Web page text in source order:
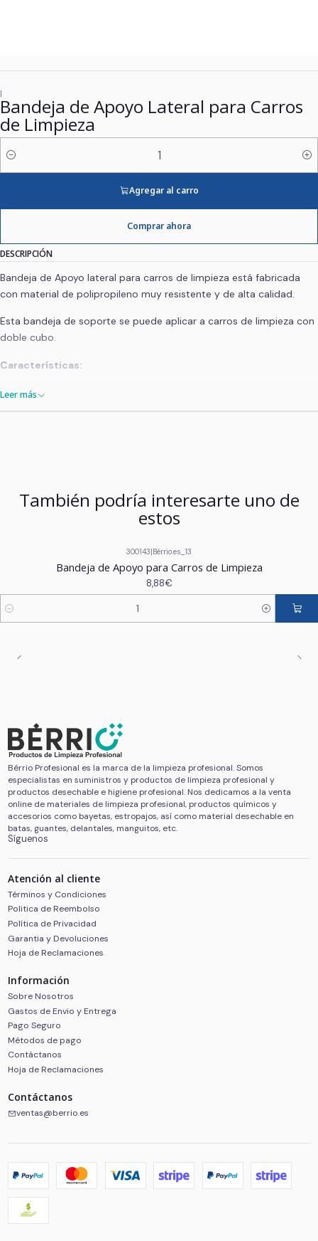
|
Bandeja de Apoyo Lateral para Carros
de Limpieza
Cantidad
Agregar al carro
Comprar ahora
DESCRIPCIÓN
Bandeja de Apoyo lateral para carros de limpieza está fabricada
con material de polipropileno muy resistente y de alta calidad.
Esta bandeja de soporte se puede aplicar a carros de limpieza con
doble cubo.
Características:
Material: Polipropileno;
Leer más
También podría interesarte uno de
estos
300143|Bérrio.es_13
Bandeja de Apoyo para Carros de Limpieza
8,88€
Cantidad
Bérrio Profesional es la marca de la limpieza profesional. Somos
especialistas en suministros y productos de limpieza profesional y
productos desechable e higiene profesional. Nos dedicamos a la venta
online de materiales de limpieza profesional, productos químicos y
accesorios como bayetas, estropajos, así como material desechable en
batas, guantes, delantales, manguitos, etc.
Síguenos
Atención al cliente
Términos y Condiciones
Politica de Reembolso
Política de Privacidad
Garantia y Devoluciones
Hoja de Reclamaciones
Información
Sobre Nosotros
Gastos de Envio y Entrega
Pago Seguro
Métodos de pago
Contáctanos
Hoja de Reclamaciones
Contáctanos
ventas@berrio.es